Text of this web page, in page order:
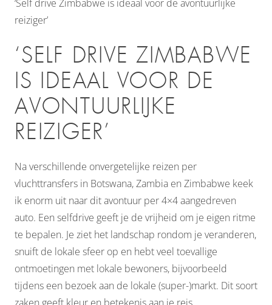
‘Self drive Zimbabwe is ideaal voor de avontuurlijke
reiziger’
‘SELF DRIVE ZIMBABWE
IS IDEAAL VOOR DE
AVONTUURLIJKE
REIZIGER’
Na verschillende onvergetelijke reizen per
vluchttransfers in Botswana, Zambia en Zimbabwe keek
ik enorm uit naar dit avontuur per 4×4 aangedreven
auto. Een selfdrive geeft je de vrijheid om je eigen ritme
te bepalen. Je ziet het landschap rondom je veranderen,
snuift de lokale sfeer op en hebt veel toevallige
ontmoetingen met lokale bewoners, bijvoorbeeld
tijdens een bezoek aan de lokale (super-)markt. Dit soort